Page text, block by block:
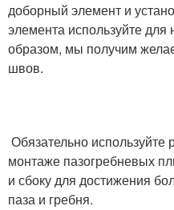
доборный элемент и
элемента используйте
образом, мы получим
швов.
Обязательно используйте
монтаже пазогребневых
и сбоку для достижения
паза и гребня.